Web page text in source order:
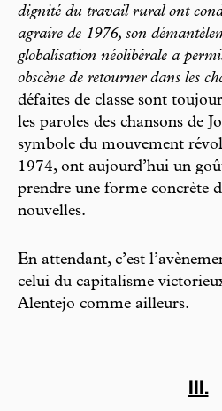
dignité du travail rural ont
agraire de 1976, son
globalisation néolibérale a
obscène de retourner dans les
défaites de classe sont
les paroles des chansons de
symbole du mouvement
1974, ont aujourd’hui un
prendre une forme concrète
nouvelles.
En attendant, c’est
celui du capitalisme
Alentejo comme ailleurs.
III.